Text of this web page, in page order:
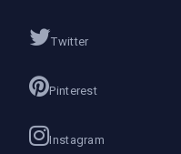
Twitter
Pinterest
Instagram